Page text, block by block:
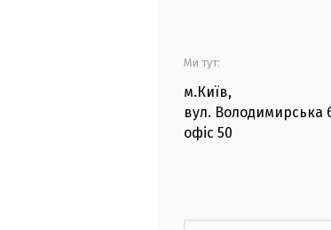
Ми тут:
м.Київ,
вул. Володимирська
офіс 50